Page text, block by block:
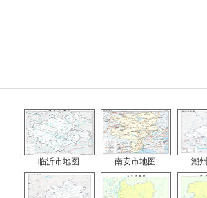
临沂市地图 南安市地图 潮